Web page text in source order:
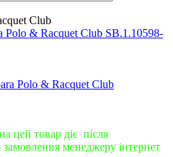
Club
Polo & Racquet Club SB.1.10598-
цей товар діє після
менеджеру інтернет